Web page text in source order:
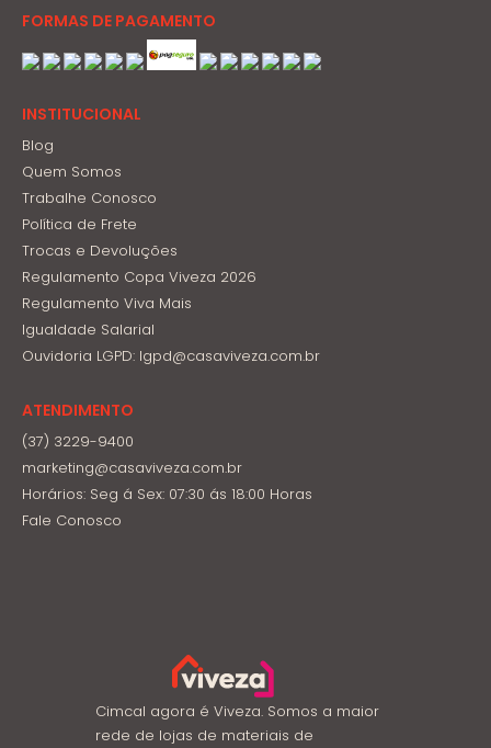
FORMAS DE PAGAMENTO
INSTITUCIONAL
Blog
Quem Somos
Trabalhe Conosco
Política de Frete
Trocas e Devoluções
Regulamento Copa Viveza 2026
Regulamento Viva Mais
Igualdade Salarial
Ouvidoria LGPD: lgpd@casaviveza.com.br
ATENDIMENTO
(37) 3229-9400
marketing@casaviveza.com.br
Horários: Seg á Sex: 07:30 ás 18:00 Horas
Fale Conosco
Cimcal agora é Viveza. Somos a maior
rede de lojas de materiais de